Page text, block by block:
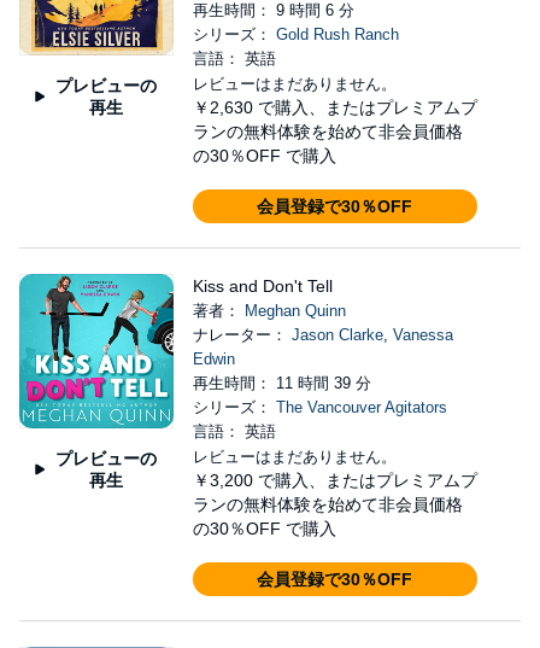
プレビューの
再生
再生時間： 9 時間 6 分
シリーズ： Gold Rush Ranch
言語： 英語
レビューはまだありません。
￥2,630 で購入、またはプレミアムプ
ランの無料体験を始めて非会員価格
の30％OFF で購入
会員登録で30％OFF
プレビューの
再生
Kiss and Don't Tell
著者：
Meghan Quinn
ナレーター： Jason Clarke, Vanessa
Edwin
再生時間： 11 時間 39 分
シリーズ： The Vancouver Agitators
言語： 英語
レビューはまだありません。
￥3,200 で購入、またはプレミアムプ
ランの無料体験を始めて非会員価格
の30％OFF で購入
会員登録で30％OFF